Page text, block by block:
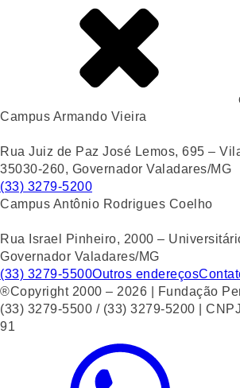
Campus Armando Vieira
Rua Juiz de Paz José Lemos, 695 –
35030-260, Governador Valadares/MG
(33) 3279-5200
Campus Antônio Rodrigues Coelho
Rua Israel Pinheiro, 2000 –
Governador Valadares/MG
(33) 3279-5500Outros endereços
®Copyright 2000 – 2026 | Fundação
(33) 3279-5500 / (33) 3279-5200 |
91